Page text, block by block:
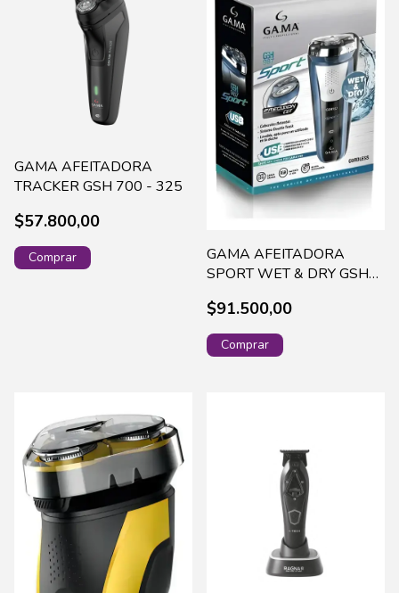
GAMA AFEITADORA
TRACKER GSH 700 - 325
$57.800,00
GAMA AFEITADORA
SPORT WET & DRY GSH
$91.500,00